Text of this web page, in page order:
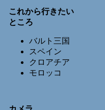
これから行きたい
ところ
バルト三国
スペイン
クロアチア
モロッコ